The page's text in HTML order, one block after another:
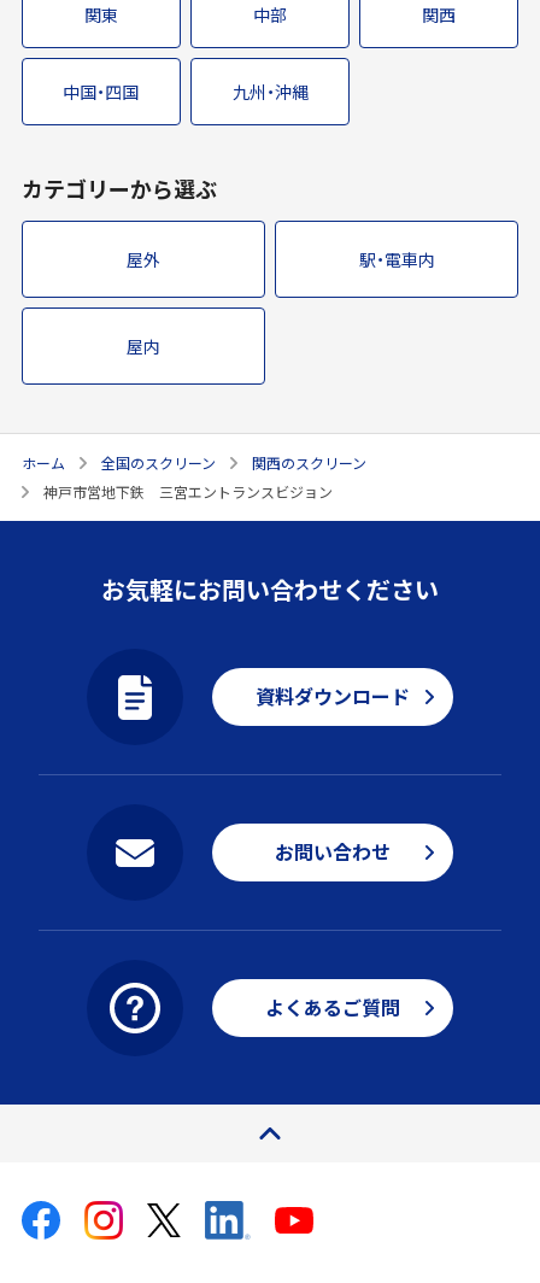
関東 中部 関西
中国・四国 九州・沖縄
カテゴリーから選ぶ
屋外 駅・電車内
屋内
ホーム 全国のスクリーン
関西のスクリーン
神戸市営地下鉄 三宮エントランスビジョン
お気軽にお問い合わせください
資料ダウンロード
お問い合わせ
よくあるご質問